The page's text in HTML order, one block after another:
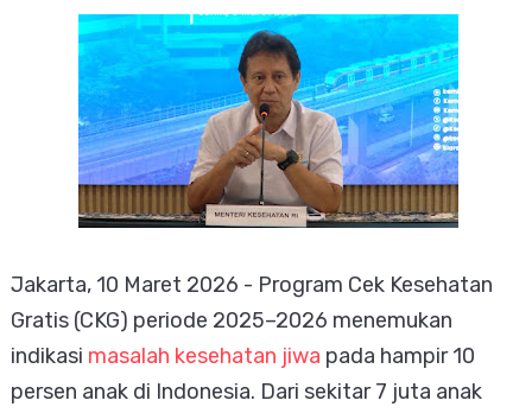
A- A+
Jakarta, 10 Maret 2026 - Program Cek Kesehatan
Gratis (CKG) periode 2025–2026 menemukan
indikasi masalah kesehatan jiwa pada hampir 10
persen anak di Indonesia. Dari sekitar 7 juta anak